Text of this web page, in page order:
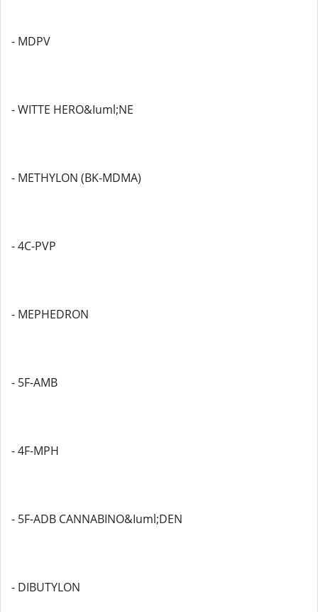
- MDPV
- WITTE HERO&Iuml;NE
- METHYLON (BK-MDMA)
- 4C-PVP
- MEPHEDRON
- 5F-AMB
- 4F-MPH
- 5F-ADB CANNABINO&Iuml;DEN
- DIBUTYLON